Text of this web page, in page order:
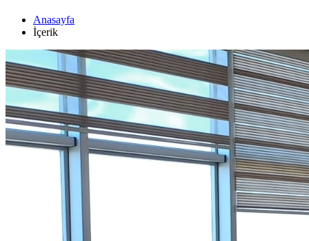
Anasayfa
İçerik